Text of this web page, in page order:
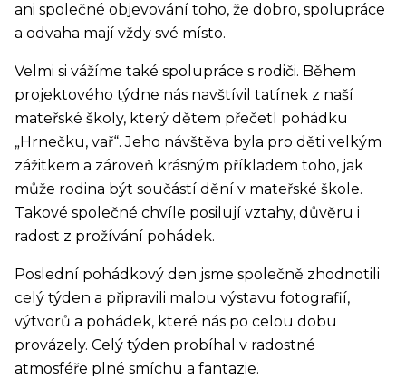
ani společné objevování toho, že dobro, spolupráce
a odvaha mají vždy své místo.
Velmi si vážíme také spolupráce s rodiči. Během
projektového týdne nás navštívil tatínek z naší
mateřské školy, který dětem přečetl pohádku
„Hrnečku, vař“. Jeho návštěva byla pro děti velkým
zážitkem a zároveň krásným příkladem toho, jak
může rodina být součástí dění v mateřské škole.
Takové společné chvíle posilují vztahy, důvěru i
radost z prožívání pohádek.
Poslední pohádkový den jsme společně zhodnotili
celý týden a připravili malou výstavu fotografií,
výtvorů a pohádek, které nás po celou dobu
provázely. Celý týden probíhal v radostné
atmosféře plné smíchu a fantazie.